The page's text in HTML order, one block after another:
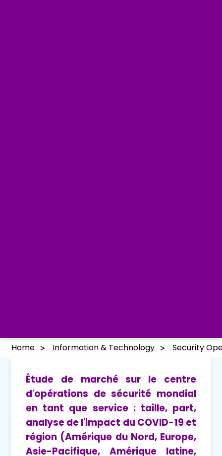
Home Information & Technology Security
Étude de marché sur le centre
d'opérations de sécurité mondial
en tant que service : taille, part,
analyse de l'impact du COVID-19 et
région (Amérique du Nord, Europe,
Asie-Pacifique, Amérique latine,